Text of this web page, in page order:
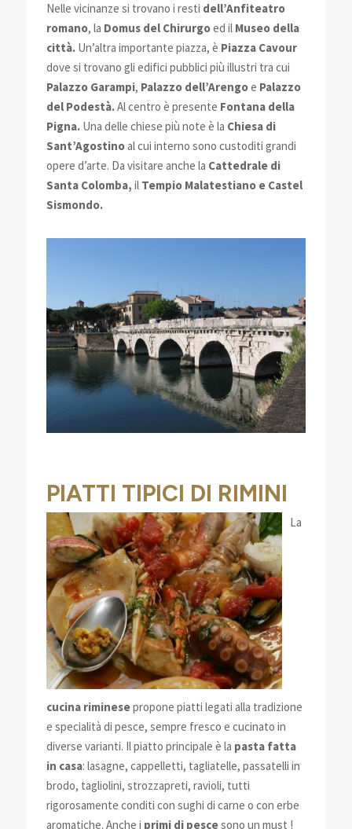
Nelle vicinanze si trovano i resti dell’Anfiteatro
romano, la Domus del Chirurgoed il Museo della
città. Un’altra importante piazza, è Piazza Cavour
dove si trovano gli edifici pubblici più illustri tra cui
Palazzo Garampi, Palazzo dell’Arengoe Palazzo
del Podestà.Al centro è presente Fontana della
Pigna. Una delle chiese più note è la Chiesa di
Sant’Agostinoal cui interno sono custoditi grandi
opere d’arte. Da visitare anche la Cattedrale di
Santa Colomba, il Tempio Malatestiano e Castel
Sismondo.
PIATTI TIPICI DI RIMINI
La
cucina riminesepropone piatti legati alla tradizione
e specialità di pesce, sempre fresco e cucinato in
diverse varianti. Il piatto principale è la pasta fatta
in casa: lasagne, cappelletti, tagliatelle, passatelli in
brodo, tagliolini, strozzapreti, ravioli, tutti
rigorosamente conditi con sughi di carne o con erbe
aromatiche. Anche i primi di pescesono un must !